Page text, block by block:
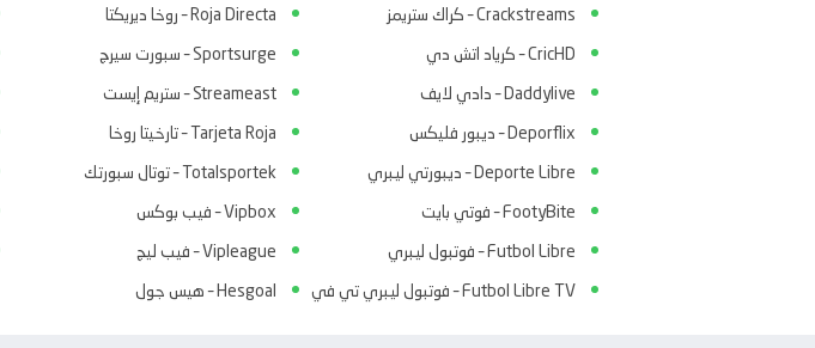
Crackstreams – كراك ستريمز
CricHD – كرياد اتش دي
Daddylive – دادي لايف
Deporflix – ديبور فليكس
Deporte Libre – ديبورتي ليبري
FootyBite – فوتي بايت
Futbol Libre – فوتبول ليبري
Futbol Libre TV – فوتبول ليبري تي في
Roja Directa – روخا ديريكتا
Sportsurge – سبورت سيرج
Streameast – ستريم إيست
Tarjeta Roja – تارخيتا روخا
Totalsportek – توتال سبورتك
Vipbox – فيب بوكس
Vipleague – فيب ليج
Hesgoal – هيس جول